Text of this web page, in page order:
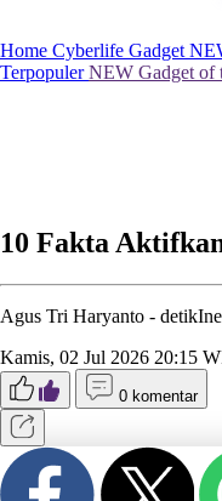
Home Cyberlife Gadget
TerpopulerNEW Gadget of
10 Fakta
Agus Tri Haryanto -
Kamis, 02 Jul 2026 20:15
0 komentar